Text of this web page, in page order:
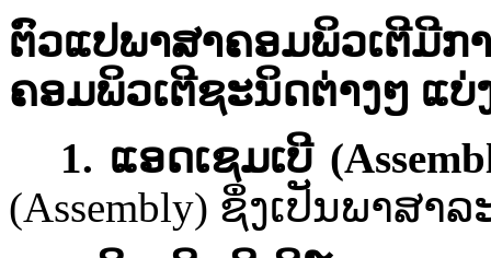
ຕົວ​ແປ​ພາສາ​ຄອມພິວເຕີ​ມີ​ກ
ຄອມພິວເຕີ​ຊະນິດ​ຕ່າງ​ໆ​ ແບ່
1. ແອດ​ເຊມ​ເບີ​ (
(Assembly) ຊຶ່ງ​ເປັນ​ພາສາ​ລ